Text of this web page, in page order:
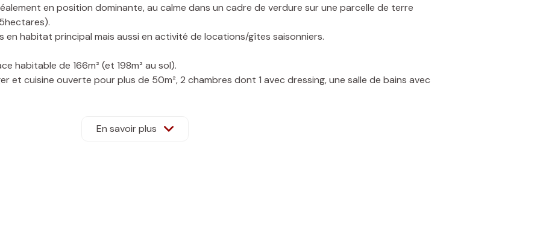
en position dominante, au calme dans un cadre de verdure sur une parcelle de terre
en habitat principal mais aussi en activité de locations/gîtes saisonniers.
habitable de 166m² (et 198m² au sol).
et cuisine ouverte pour plus de 50m², 2 chambres dont 1 avec dressing, une salle de bains avec
(grâce à une très grande terrasse).
disposant d'un espace salon/salle à manger avec cuisine aménagée ouverte de 25m², 3 chambres, 1 salle
aménagée + WC. Dans les combles, un coin couchage avec douche et lavabo.
En savoir plus